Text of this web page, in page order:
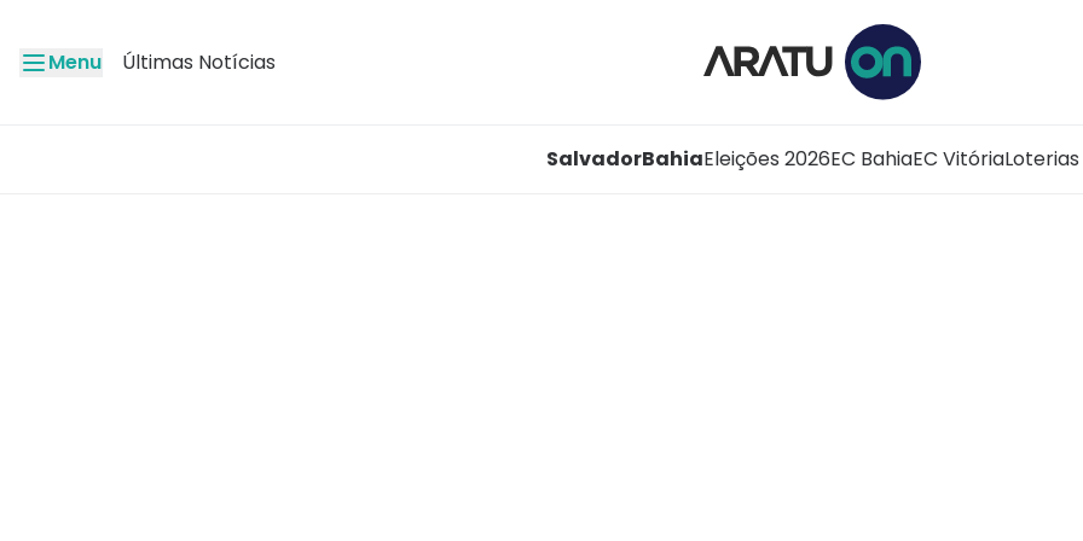
Menu Últimas Notícias
SalvadorBahiaEleições 2026EC BahiaEC VitóriaLoterias